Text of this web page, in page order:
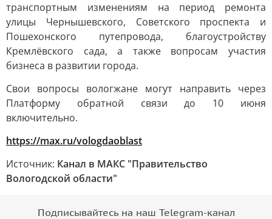
транспортным изменениям на период ремонта
улицы Чернышевского, Советского проспекта и
Пошехонского путепровода, благоустройству
Кремлёвского сада, а также вопросам участия
бизнеса в развитии города.
Свои вопросы вологжане могут направить через
Платформу обратной связи до 10 июня
включительно.
https://max.ru/vologdaoblast
Источник: Канал в МАКС "Правительство
Вологодской области"
Подписывайтесь на наш Telegram-канал